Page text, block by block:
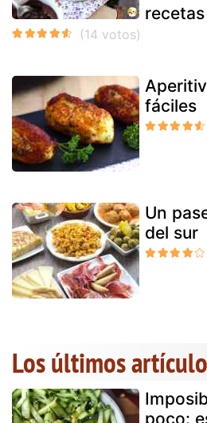
fáciles
Un
del sur
Los últimos
poco: